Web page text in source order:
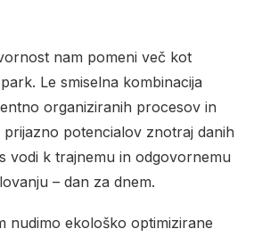
nam pomeni več kot
Le smiselna kombinacija
organiziranih procesov in
potencialov znotraj danih
vodi k trajnemu in odgovornemu
– dan za dnem.
nudimo ekološko optimizirane